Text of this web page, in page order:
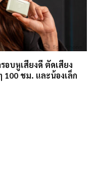
อบหูเสียงดี ตัดเสียง
100 ชม. และน้องเล็ก